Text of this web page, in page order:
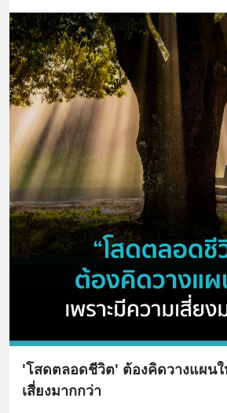
'โสดตลอดชีวิต' ต้องคิดวางแผนใ
เสี่ยงมากกว่า